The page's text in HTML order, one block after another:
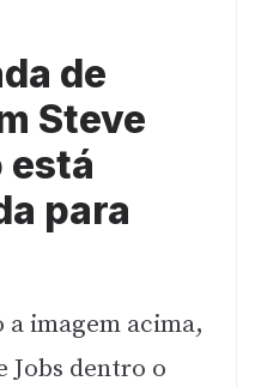
de
Steve
está
para
imagem acima,
Jobs dentro o